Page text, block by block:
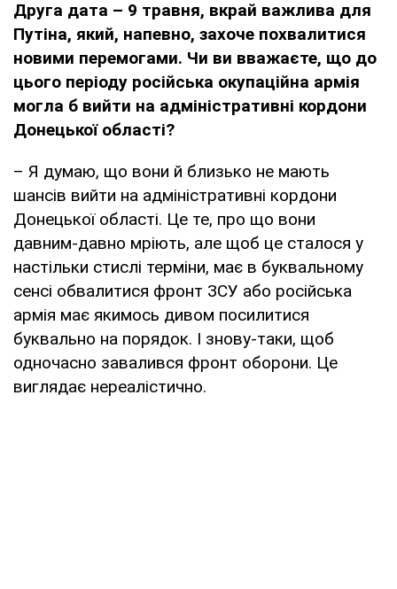
Друга дата – 9 травня, вкрай важлива для
Путіна, який, напевно, захоче похвалитися
новими перемогами. Чи ви вважаєте, що до
цього періоду російська окупаційна армія
могла б вийти на адміністративні кордони
Донецької області?
– Я думаю, що вони й близько не мають
шансів вийти на адміністративні кордони
Донецької області. Це те, про що вони
давним-давно мріють, але щоб це сталося у
настільки стислі терміни, має в буквальному
сенсі обвалитися фронт ЗСУ або російська
армія має якимось дивом посилитися
буквально на порядок. І знову-таки, щоб
одночасно завалився фронт оборони. Це
виглядає нереалістично.